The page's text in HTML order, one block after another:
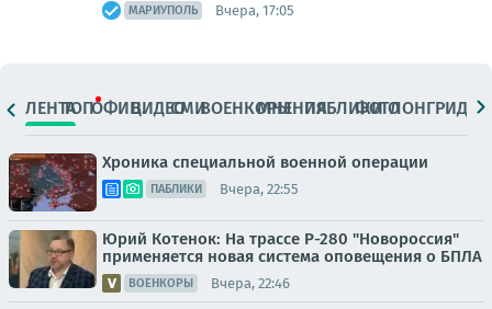
МАРИУПОЛЬ Вчера, 17:05
ЛЕНТАТОПОФИЦ.ВИДЕОСМИВОЕНКОРЫМНЕНИЯПАБЛИКИ
ФОТОЛОНГРИДЫ
Хроника специальной военной операции
ПАБЛИКИ Вчера, 22:55
Юрий Котенок: На трассе Р-280 "Новороссия"
применяется новая система оповещения о БПЛА
ВОЕНКОРЫ Вчера, 22:46